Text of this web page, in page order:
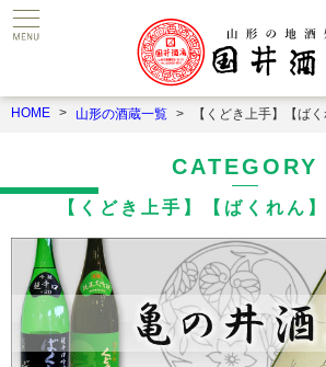
HOME 山形の酒蔵一覧 【くどき上手】【ば
CATEGORY
【くどき上手】【ばくれん